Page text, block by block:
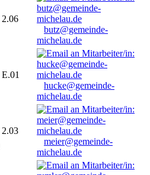
2.06
butz@gemeinde-
michelau.de
E.01
hucke@gemeinde-
michelau.de
2.03
meier@gemeinde-
michelau.de